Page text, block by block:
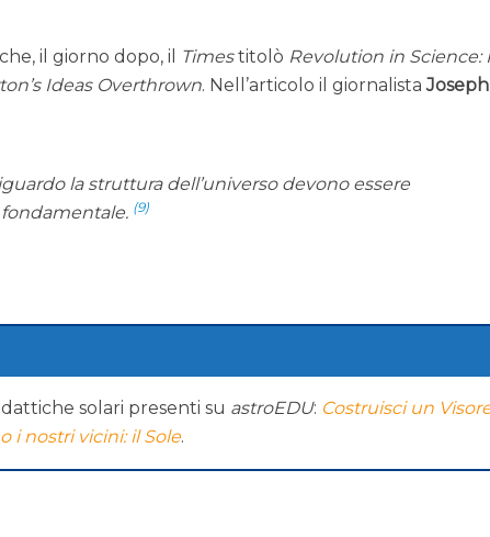
il giorno dopo, il Timestitolò Revolution in Science:
Ideas Overthrown. Nell’articolo il giornalistaJoseph
la struttura dell’universo devono essere
(9)
solari presenti su astroEDU: Costruisci un
i nostri vicini: il Sole.